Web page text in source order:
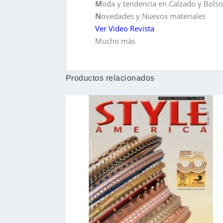
Moda y tendencia en Calzado y
Novedades y Nuevos materiales
Ver Video Revista
Mucho más
Productos relacionados